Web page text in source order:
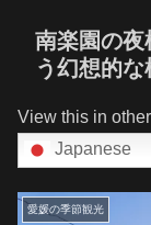
南楽園の夜
う幻想的
View this in
Japanese
愛媛の季節観光